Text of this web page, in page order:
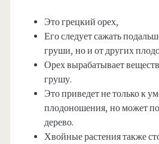
Это грецкий орех,
Его следует сажать
груши, но и от других
Орех вырабатывает
грушу.
Это приведет не только к
плодоношения, но может
дерево.
Хвойные растения также